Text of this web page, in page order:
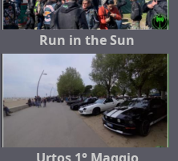
Run in the Sun